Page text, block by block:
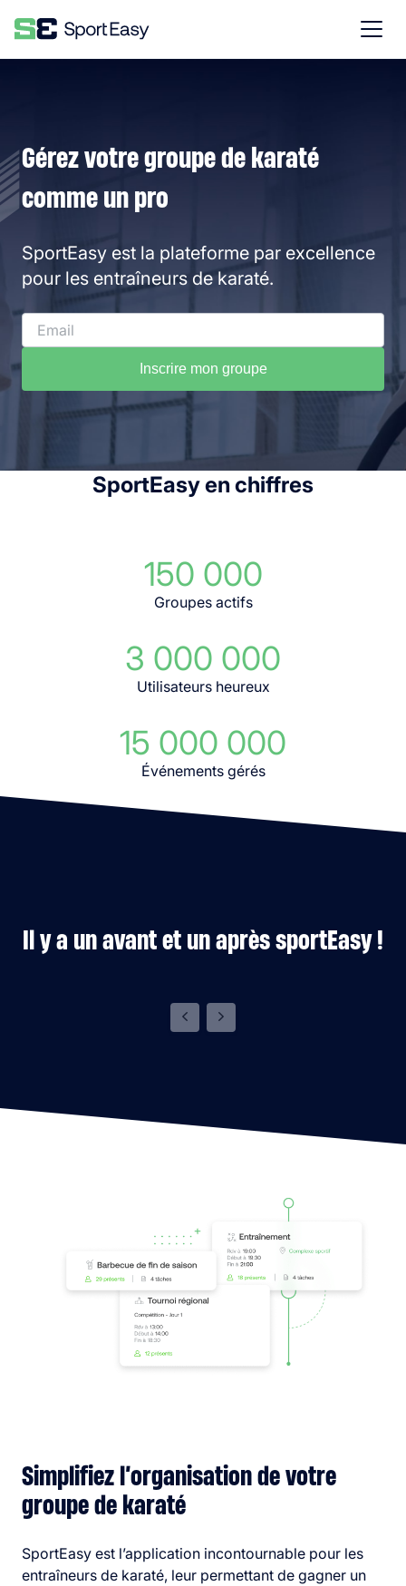
Gérez votre groupe de karaté
comme un pro
SportEasy est la plateforme par excellence
pour les entraîneurs de karaté.
Inscrire mon groupe
SportEasy en chiffres
150 000
Groupes actifs
3 000 000
Utilisateurs heureux
15 000 000
Événements gérés
Il y a un avant et un après sportEasy !
Simplifiez l’organisation de votre
groupe de karaté
SportEasy est l’application incontournable pour les
entraîneurs de karaté, leur permettant de gagner un